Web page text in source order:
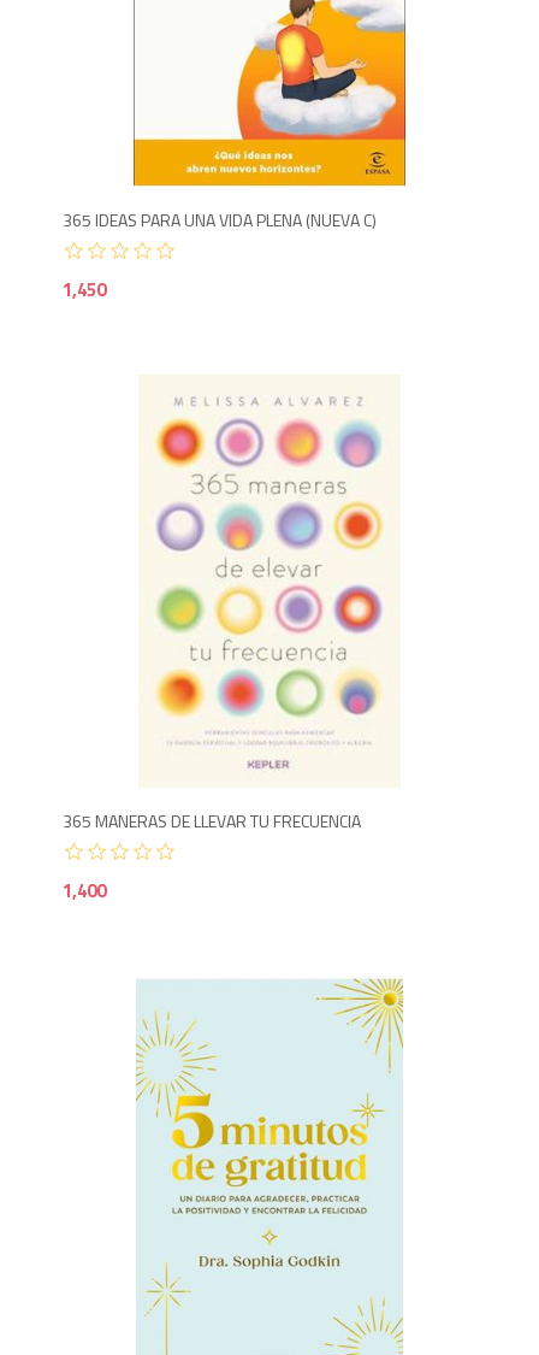
365 IDEAS PARA UNA VIDA PLENA (NUEVA C)
1,450
365 MANERAS DE LLEVAR TU FRECUENCIA
1,400